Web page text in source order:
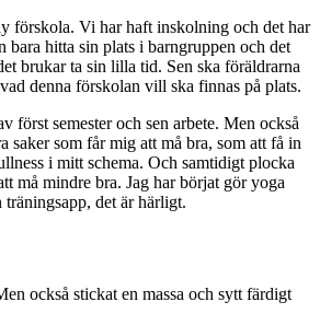
förskola. Vi har haft inskolning och det har
bara hitta sin plats i barngruppen och det
brukar ta sin lilla tid. Sen ska föräldrarna
denna förskolan vill ska finnas på plats.
först semester och sen arbete. Men också
saker som får mig att må bra, som att få in
i mitt schema. Och samtidigt plocka
må mindre bra. Jag har börjat gör yoga
det är härligt.
också stickat en massa och sytt färdigt